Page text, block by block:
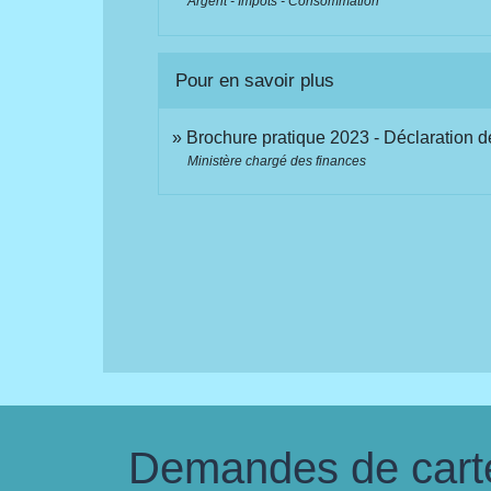
Pour en savoir plus
Brochure pratique 2023 - Déclaration
Ministère chargé des finances
Demandes de